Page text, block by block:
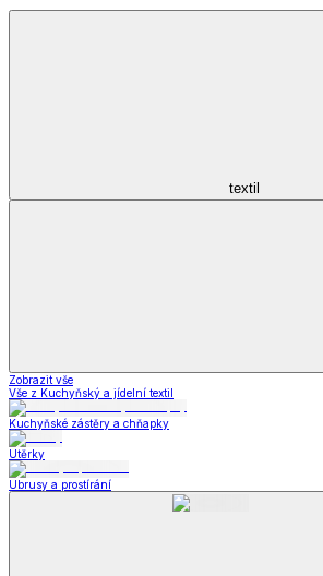
textil
Zobrazit vše
Vše z Kuchyňský a jídelní textil
Kuchyňské zástěry a chňapky
Utěrky
Ubrusy a prostírání